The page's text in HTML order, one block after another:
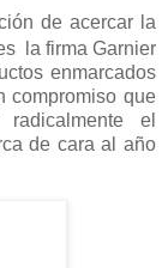
de acercar la
la firma Garnier
enmarcados
compromiso que
el
de cara al año